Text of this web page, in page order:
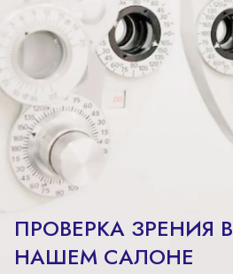
ПРОВЕРКА ЗРЕНИЯ В
НАШЕМ САЛОНЕ